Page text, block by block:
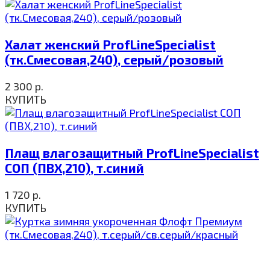
Халат женский ProfLineSpecialist
(тк.Смесовая,240), серый/розовый
2 300 р.
КУПИТЬ
Плащ влагозащитный ProfLineSpecialist
СОП (ПВХ,210), т.синий
1 720 р.
КУПИТЬ